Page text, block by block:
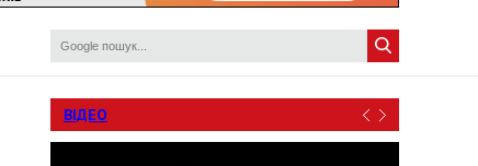
ВІДЕО